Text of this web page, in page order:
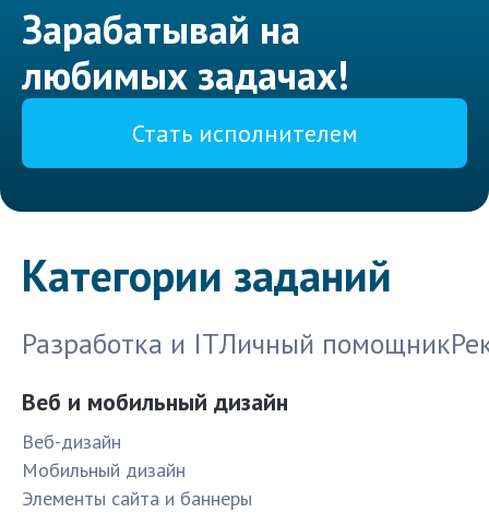
Зарабатывай на
любимых задачах!
Стать исполнителем
Категории заданий
Разработка и ITЛичный помощник
Веб и мобильный дизайн
Веб-дизайн
Мобильный дизайн
Элементы сайта и баннеры